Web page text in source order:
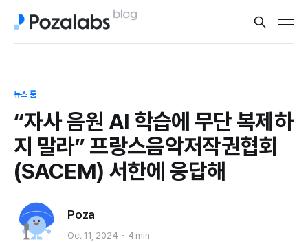
뉴스 룸
“자사 음원 AI 학습에 무단 복제하
지 말라” 프랑스음악저작권협회
(SACEM) 서한에 응답해
Poza
Oct 11, 2024 4 min